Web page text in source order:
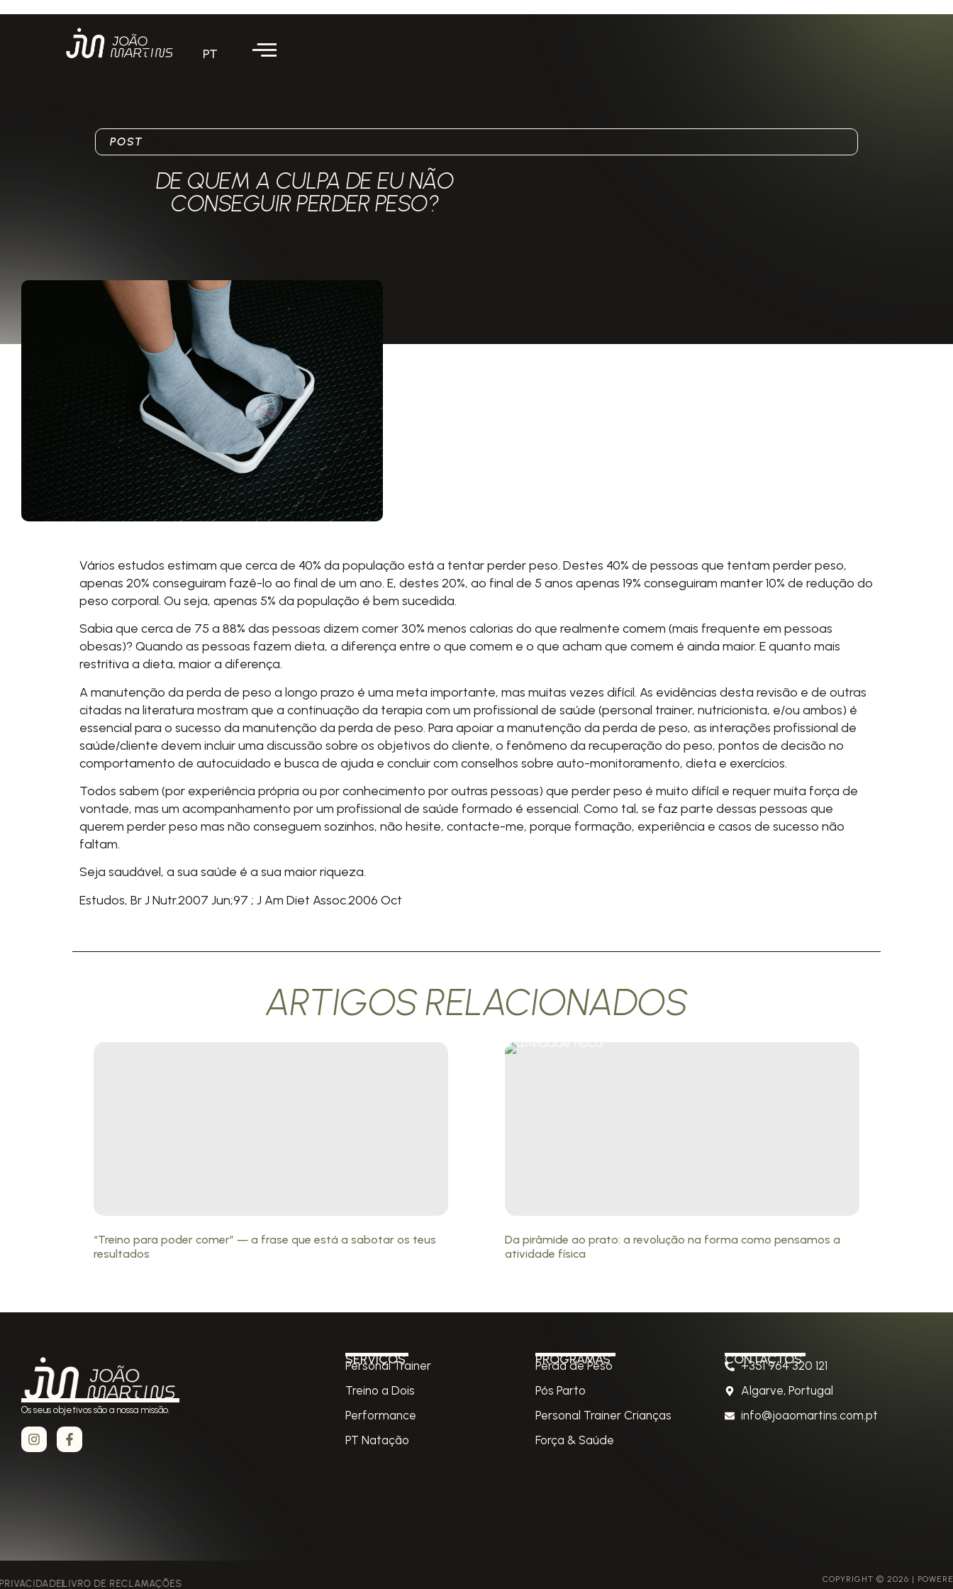
PT
POST
DE QUEM A CULPA DE EU NÃO
CONSEGUIR PERDER PESO?
Vários estudos estimam que cerca de 40% da população está a tentar perder peso. Destes 40% de pessoas que tentam perder peso,
apenas 20% conseguiram fazê-lo ao final de um ano. E, destes 20%, ao final de 5 anos apenas 19% conseguiram manter 10% de redução do
peso corporal. Ou seja, apenas 5% da população é bem sucedida.
Sabia que cerca de 75 a 88% das pessoas dizem comer 30% menos calorias do que realmente comem (mais frequente em pessoas
obesas)? Quando as pessoas fazem dieta, a diferença entre o que comem e o que acham que comem é ainda maior. E quanto mais
restritiva a dieta, maior a diferença.
A manutenção da perda de peso a longo prazo é uma meta importante, mas muitas vezes difícil. As evidências desta revisão e de outras
citadas na literatura mostram que a continuação da terapia com um profissional de saúde (personal trainer, nutricionista, e/ou ambos) é
essencial para o sucesso da manutenção da perda de peso. Para apoiar a manutenção da perda de peso, as interações profissional de
saúde/cliente devem incluir uma discussão sobre os objetivos do cliente, o fenômeno da recuperação do peso, pontos de decisão no
comportamento de autocuidado e busca de ajuda e concluir com conselhos sobre auto-monitoramento, dieta e exercícios.
Todos sabem (por experiência própria ou por conhecimento por outras pessoas) que perder peso é muito difícil e requer muita força de
vontade, mas um acompanhamento por um profissional de saúde formado é essencial. Como tal, se faz parte dessas pessoas que
querem perder peso mas não conseguem sozinhos, não hesite, contacte-me, porque formação, experiência e casos de sucesso não
faltam.
Seja saudável, a sua saúde é a sua maior riqueza.
Estudos, Br J Nutr.2007 Jun;97 ; J Am Diet Assoc.2006 Oct
ARTIGOS RELACIONADOS
“Treino para poder comer” — a frase que está a sabotar os teus
resultados
Da pirâmide ao prato: a revolução na forma como pensamos a
atividade física
Os seus objetivos são a nossa missão.
SERVIÇOS
Personal Trainer
Treino a Dois
Performance
PT Natação
PROGRAMAS
Perda de Peso
Pós Parto
Personal Trainer Crianças
Força & Saúde
CONTACTOS
+351 964 320 121
Algarve, Portugal
info@joaomartins.com.pt
POLÍTICA DE PRIVACIDADE COPYRIGHT © 2026 | POWERED BY GROWME